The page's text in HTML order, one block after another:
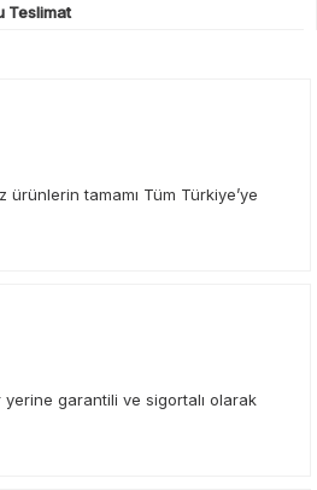
Teslimat
ürünlerin tamamı Tüm Türkiye’ye
yerine garantili ve sigortalı olarak